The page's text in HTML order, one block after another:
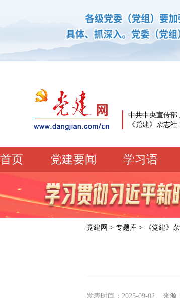
中共中央宣传部
《党建》杂志社
首页 党建要闻 学习语
学习语 党建网微
机关党建
校园党建 企业党
党建网 > 专题库 > 《党建》
发表时间：2025-09-02 来源